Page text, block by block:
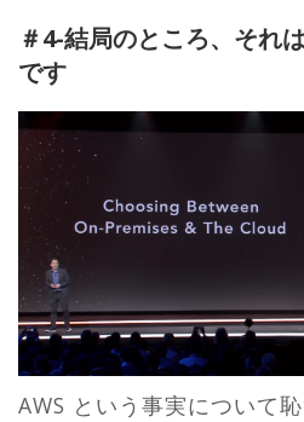
＃4-結局のところ、それ
です
AWS という事実について